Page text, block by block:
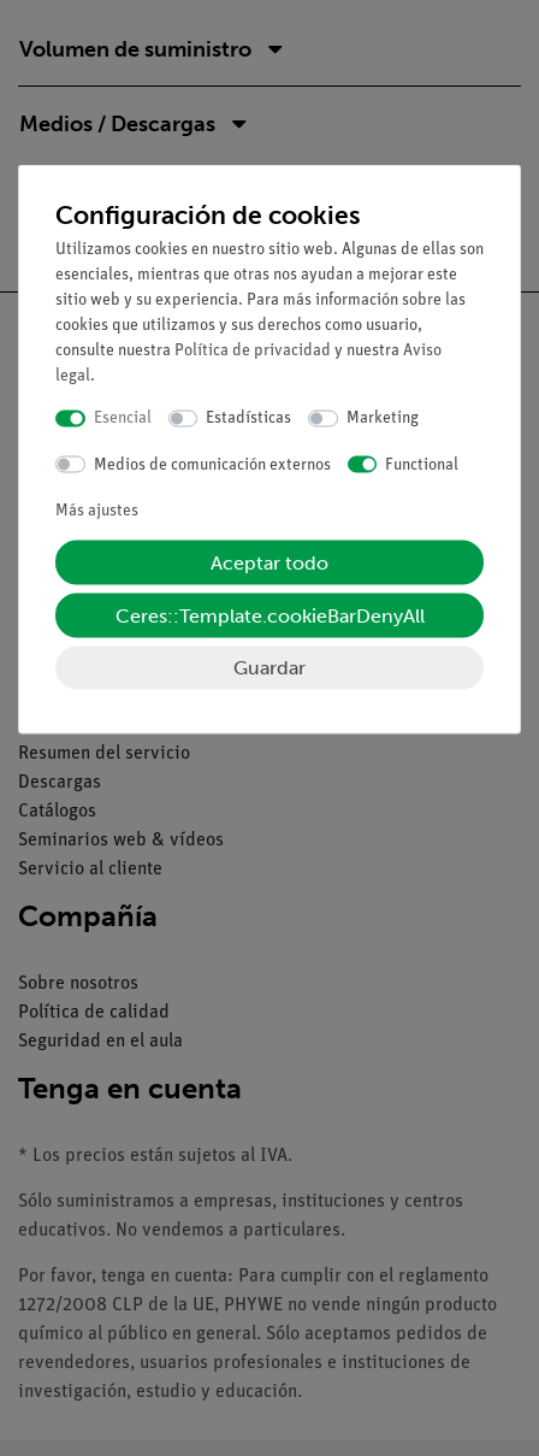
Volumen de suministro
Medios / Descargas
Envío gratuito a partir de 300,- €.
Aviso lega
Contacto
Condiciones comerciales generales
Declaración de privacidad
Pie de imprenta
Resumen del servicio
Descargas
Catálogos
Seminarios web & vídeos
Servicio al cliente
Compañía
Sobre nosotros
Política de calidad
Seguridad en el aula
Tenga en cuenta
* Los precios están sujetos al IVA.
Sólo suministramos a empresas, instituciones y centros
educativos. No vendemos a particulares.
Por favor, tenga en cuenta: Para cumplir con el reglamento
1272/2008 CLP de la UE, PHYWE no vende ningún producto
químico al público en general. Sólo aceptamos pedidos de
revendedores, usuarios profesionales e instituciones de
investigación, estudio y educación.
Configuración de cookies
Utilizamos cookies en nuestro sitio web. Algunas de ellas son
esenciales, mientras que otras nos ayudan a mejorar este
sitio web y su experiencia. Para más información sobre las
cookies que utilizamos y sus derechos como usuario,
consulte nuestra Política de privacidad y nuestra Aviso
legal.
Esencial Estadísticas Marketing
Medios de comunicación externos Functional
Más ajustes
Aceptar todo
Ceres::Template.cookieBarDenyAll
Guardar